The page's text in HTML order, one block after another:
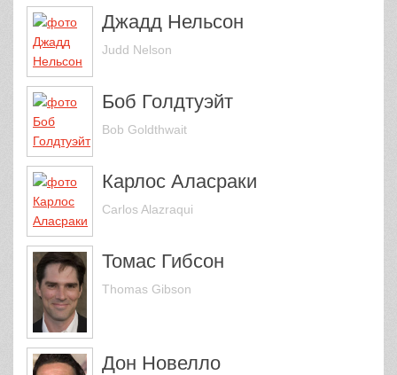
Джадд Нельсон
Judd Nelson
Боб Голдтуэйт
Bob Goldthwait
Карлос Аласраки
Carlos Alazraqui
Томас Гибсон
Thomas Gibson
Дон Новелло